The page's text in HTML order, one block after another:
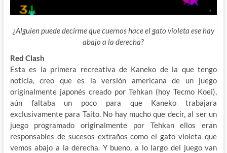
¿Alguien puede decirme que cuernos hace el gato violeta ese hay
abajo a la derecha?
Red Clash
Esta es la primera recreativa de Kaneko de la que tengo
noticia, creo que es la versión americana de un juego
originalmente japonés creado por Tehkan (hoy Tecmo Koei),
aún faltaba un poco para que Kaneko trabajara
exclusivamente para Taito. No hay mucho que decir, al ser un
juego programado originalmente por Tehkan ellos eran
responsables de sucesos extraños como el gato violeta que
vemos abajo a la derecha. Y bueno, a lo largo del juego van